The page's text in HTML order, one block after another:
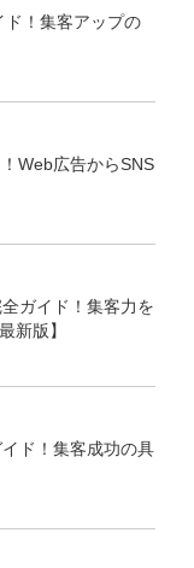
ド！集客アップの
Web広告からSNS
ガイド！集客力を
新版】
ド！集客成功の具